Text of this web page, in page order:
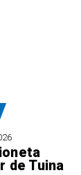
de Tuina